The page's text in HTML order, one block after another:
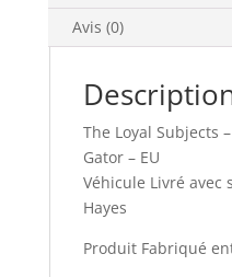
Avis (0)
The Loyal Subjects
Gator – EU
Véhicule Livré avec
Hayes
Produit Fabriqué